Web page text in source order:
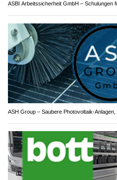
ASBI Arbeitssicherheit GmbH – Schulungen
ASH Group – Saubere Photovoltaik-